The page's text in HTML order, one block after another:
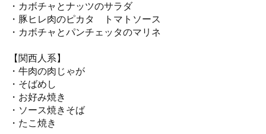
・カボチャとナッツのサラダ
・豚ヒレ肉のピカタ トマトソース
・カボチャとパンチェッタのマリネ
【関西人系】
・牛肉の肉じゃが
・そばめし
・お好み焼き
・ソース焼きそば
・たこ焼き